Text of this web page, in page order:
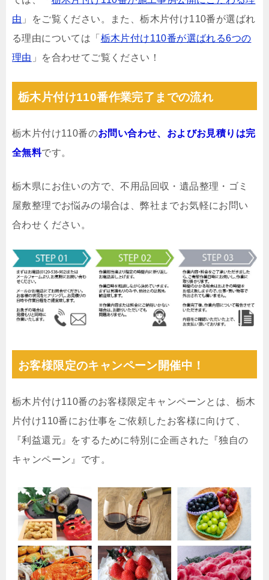
由 」をご覧ください。また、栃木片付け110番が選ばれ
る理由については「 栃木片付け110番が選ばれる6つの
理由 」を合わせてご覧ください！
栃木片付け110番作業完了までの流れ
栃木片付け110番のお問い合わせ、およびお見積りは完
全無料です。
栃木県にお住いの方で、不用品回収・遺品整理・ゴミ
屋敷整理でお悩みの場合は、弊社までお気軽にお問い
合わせください。
お客様限定のキャンペーン開催中！
栃木片付け110番のお客様限定キャンペーンとは、栃木
片付け110番にお仕事をご依頼したお客様に向けて、
『利益還元』をするために特別に企画された『独自の
キャンペーン』です。